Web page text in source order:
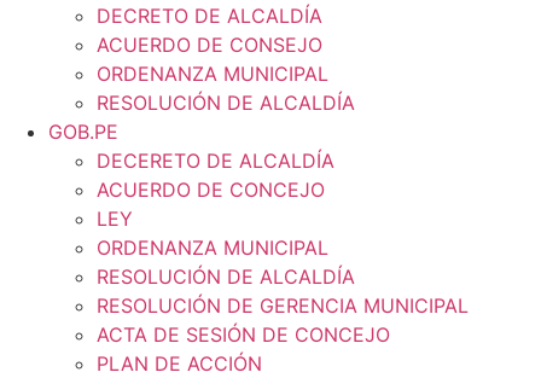
DECRETO DE ALCALDÍA
ACUERDO DE CONSEJO
ORDENANZA MUNICIPAL
RESOLUCIÓN DE ALCALDÍA
GOB.PE
DECERETO DE ALCALDÍA
ACUERDO DE CONCEJO
LEY
ORDENANZA MUNICIPAL
RESOLUCIÓN DE ALCALDÍA
RESOLUCIÓN DE GERENCIA MUNICIPAL
ACTA DE SESIÓN DE CONCEJO
PLAN DE ACCIÓN